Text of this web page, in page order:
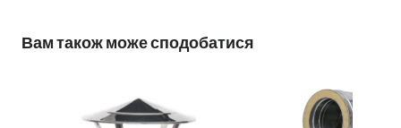
Вам також може сподобатися